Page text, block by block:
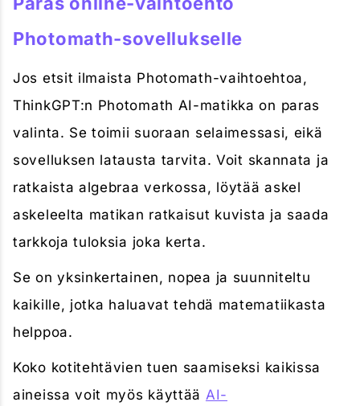
Photomath-sovellukselle
Jos etsit ilmaista Photomath-vaihtoehtoa,
ThinkGPT:n Photomath AI-matikka on paras
valinta. Se toimii suoraan selaimessasi, eikä
sovelluksen latausta tarvita. Voit skannata ja
ratkaista algebraa verkossa, löytää askel
askeleelta matikan ratkaisut kuvista ja saada
tarkkoja tuloksia joka kerta.
Se on yksinkertainen, nopea ja suunniteltu
kaikille, jotka haluavat tehdä matematiikasta
helppoa.
Koko kotitehtävien tuen saamiseksi kaikissa
aineissa voit myös käyttää AI-